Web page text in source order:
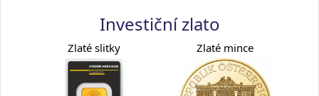
Investiční zlato
Zlaté slitky Zlaté mince